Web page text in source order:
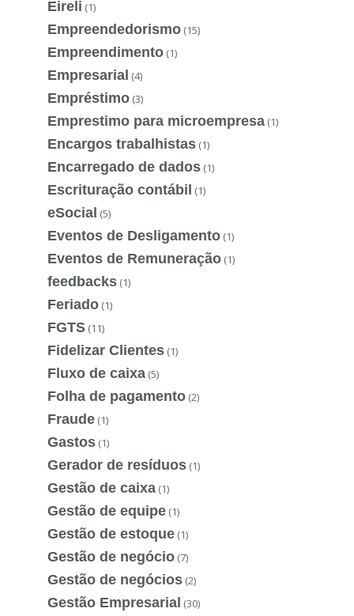
Eireli (1)
Empreendedorismo (15)
Empreendimento (1)
Empresarial (4)
Empréstimo (3)
Emprestimo para microempresa (1)
Encargos trabalhistas (1)
Encarregado de dados (1)
Escrituração contábil (1)
eSocial (5)
Eventos de Desligamento (1)
Eventos de Remuneração (1)
feedbacks (1)
Feriado (1)
FGTS (11)
Fidelizar Clientes (1)
Fluxo de caixa (5)
Folha de pagamento (2)
Fraude (1)
Gastos (1)
Gerador de resíduos (1)
Gestão de caixa (1)
Gestão de equipe (1)
Gestão de estoque (1)
Gestão de negócio (7)
Gestão de negócios (2)
Gestão Empresarial (30)